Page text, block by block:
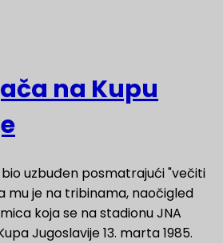
na Kupu
uzbuđen posmatrajući "večiti
mu je na tribinama, naočigled
koja se na stadionu JNA
Jugoslavije 13. marta 1985.